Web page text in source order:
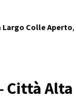
Largo Colle Aperto
Città Alta